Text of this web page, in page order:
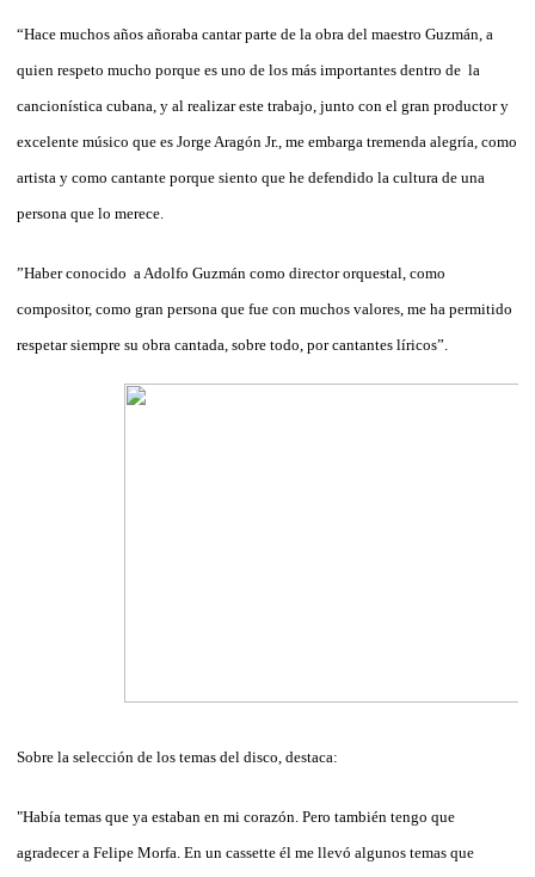
“Hace muchos años añoraba cantar parte de la obra del maestro Guzmán, a
quien respeto mucho porque es uno de los más importantes dentro de la
cancionística cubana, y al realizar este trabajo, junto con el gran productor y
excelente músico que es Jorge Aragón Jr., me embarga tremenda alegría, como
artista y como cantante porque siento que he defendido la cultura de una
persona que lo merece.
”Haber conocido a Adolfo Guzmán como director orquestal, como
compositor, como gran persona que fue con muchos valores, me ha permitido
respetar siempre su obra cantada, sobre todo, por cantantes líricos”.
Sobre la selección de los temas del disco, destaca:
"Había temas que ya estaban en mi corazón. Pero también tengo que
agradecer a Felipe Morfa. En un cassette él me llevó algunos temas que